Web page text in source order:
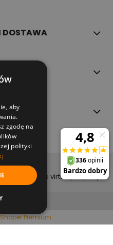
DOSTAWA
i wykonanie virtualpeople.pl
strony
Premium
aby
zgodę na
polityki